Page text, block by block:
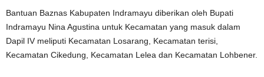
Bantuan Baznas Kabupaten Indramayu diberikan oleh Bupati
Indramayu Nina Agustina untuk Kecamatan yang masuk dalam
Dapil IV meliputi Kecamatan Losarang, Kecamatan terisi,
Kecamatan Cikedung, Kecamatan Lelea dan Kecamatan Lohbener.